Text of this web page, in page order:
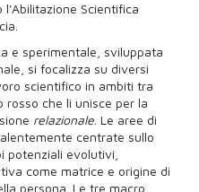
l'Abilitazione Scientifica
e sperimentale, sviluppata
si focalizza su diversi
scientifico in ambiti tra
che li unisce per la
relazionale . Le aree di
centrate sullo
potenziali evolutivi,
come matrice e origine di
persona. Le tre macro